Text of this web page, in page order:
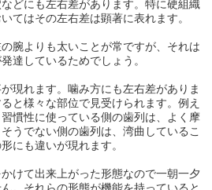
どにも左右差があります。特に硬組織
てはその左右差は顕著に表れます。
腕よりも太いことが常ですが、それは
達しているためでしょう。
現れます。噛み方にも左右差がありま
と様々な部位で見受けられます。例え
慣性に使っている側の歯列は、よく摩
うでない側の歯列は、湾曲しているこ
にも違いが現れます。
けて出来上がった形態なので一朝一夕